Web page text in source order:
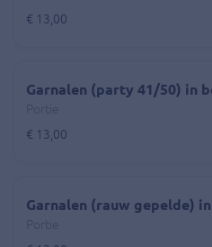
€ 13,00
Garnalen (party 41/50) in
€ 13,00
Garnalen (rauw gepelde)